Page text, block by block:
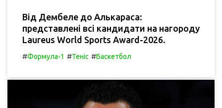
Від Дембеле до Алькараса:
представлені всі кандидати на нагороду
Laureus World Sports Award-2026.
#Формула-1 #Теніс #Баскетбол